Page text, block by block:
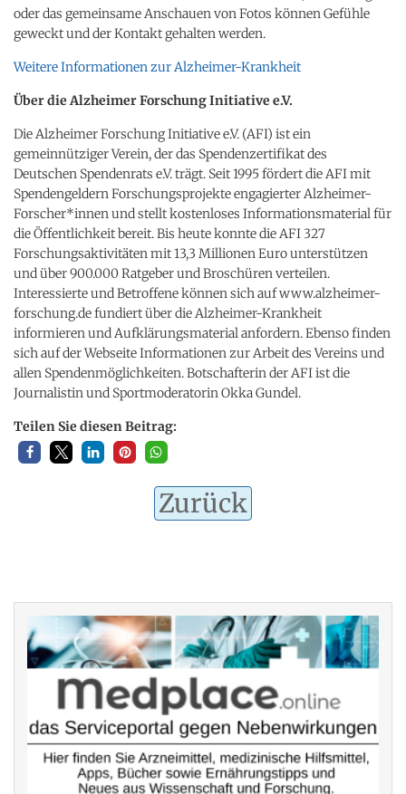
oder das gemeinsame Anschauen von Fotos können Gefühle
geweckt und der Kontakt gehalten werden.
Weitere Informationen zur Alzheimer-Krankheit
Über die Alzheimer Forschung Initiative e.V.
Die Alzheimer Forschung Initiative e.V. (AFI) ist ein
gemeinnütziger Verein, der das Spendenzertifikat des
Deutschen Spendenrats e.V. trägt. Seit 1995 fördert die AFI mit
Spendengeldern Forschungsprojekte engagierter Alzheimer-
Forscher*innen und stellt kostenloses Informationsmaterial für
die Öffentlichkeit bereit. Bis heute konnte die AFI 327
Forschungsaktivitäten mit 13,3 Millionen Euro unterstützen
und über 900.000 Ratgeber und Broschüren verteilen.
Interessierte und Betroffene können sich auf www.alzheimer-
forschung.de fundiert über die Alzheimer-Krankheit
informieren und Aufklärungsmaterial anfordern. Ebenso finden
sich auf der Webseite Informationen zur Arbeit des Vereins und
allen Spendenmöglichkeiten. Botschafterin der AFI ist die
Journalistin und Sportmoderatorin Okka Gundel.
Teilen Sie diesen Beitrag:
Zurück